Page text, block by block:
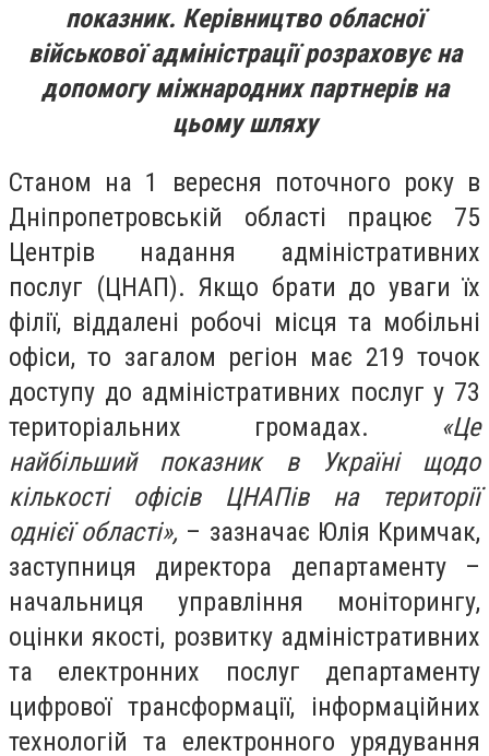
показник. Керівництво обласної
військової адміністрації розраховує на
допомогу міжнародних партнерів на
цьому шляху
Станом на 1 вересня поточного року в
Дніпропетровській області працює 75
Центрів надання адміністративних
послуг (ЦНАП). Якщо брати до уваги їх
філії, віддалені робочі місця та мобільні
офіси, то загалом регіон має 219 точок
доступу до адміністративних послуг у 73
територіальних громадах. «Це
найбільший показник в Україні щодо
кількості офісів ЦНАПів на території
однієї області», – зазначає Юлія Кримчак,
заступниця директора департаменту –
начальниця управління моніторингу,
оцінки якості, розвитку адміністративних
та електронних послуг департаменту
цифрової трансформації, інформаційних
технологій та електронного урядування